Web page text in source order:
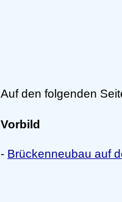
Auf den folgenden
Vorbild
- Brückenneubau auf